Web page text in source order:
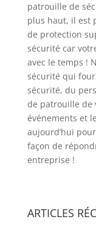
patrouille de
plus haut, il est
de protection
sécurité car
avec le temps !
sécurité qui
sécurité, du
de patrouille de
événements et
aujourd’hui
façon de
entreprise !
ARTICLES